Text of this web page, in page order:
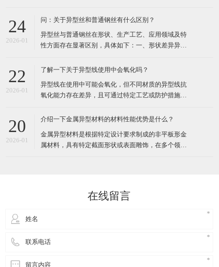
塑性，实现复杂断面的高效成形。以下从工艺原理、
详细介绍：​一、工艺原理挤压成型工艺的核心在于将
金属坯料置于挤压筒内
24
2026-01
问：关于异型丝和普通钢丝有什么区别？
​异型丝与普通钢丝在形状、生产工艺、应用领域及特
性方面存在显著区别，具体如下：​一、形状差异异型
形、三角形、三叶形、Y形、中空形等规则或复杂形
向、吸湿排汗等。普通钢丝横截面为标准圆形，形状
单一，无特殊功能设计。二
22
2026-01
了解一下关于异型线使用中会氧化吗？
​异型线在使用中可能会氧化，但不同材质的异型线抗
氧化能力存在差异，且可通过特定工艺或防护措施减
氧化特性铜异型线铜在空气中易与氧气、水分反应生
或发黑。尤其在高温环境下（如绝缘挤出工艺中的
150℃交联管道）
20
2026-01
介绍一下金属异型材料的材料性能优势是什么？
​金属异型材料是根据特定设计要求制成的非平板形金
属材料，具有特定截面形状或表面雕饰，在多个领域
型铜材导电率可达98在线留言